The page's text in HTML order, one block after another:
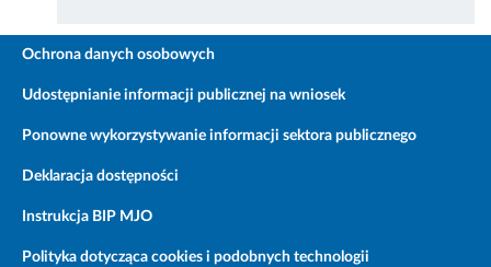
Ochrona danych osobowych
Udostępnianie informacji publicznej na wniosek
Ponowne wykorzystywanie informacji sektora publicznego
Deklaracja dostępności
Instrukcja BIP MJO
Polityka dotycząca cookies i podobnych technologii